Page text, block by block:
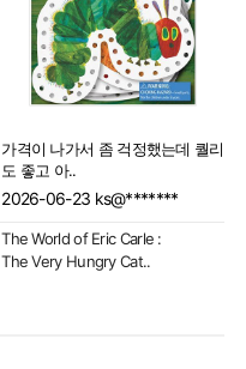
가격이 나가서 좀 걱정했는데 퀄리티
도 좋고 아..
2026-06-23ks@*******
The World of Eric Carle :
The Very Hungry Cat..